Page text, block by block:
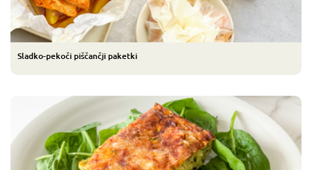
Sladko-pekoči piščančji paketki